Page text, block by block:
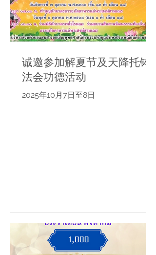
诚邀参加解夏节及天降托钵
法会功德活动
2025年10月7日至8日